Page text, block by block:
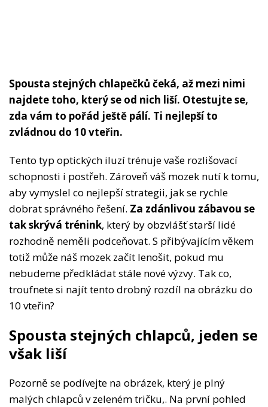
Spousta stejných chlapečků čeká, až mezi nimi
najdete toho, který se od nich liší. Otestujte se,
zda vám to pořád ještě pálí. Ti nejlepší to
zvládnou do 10 vteřin.
Tento typ optických iluzí trénuje vaše rozlišovací
schopnosti i postřeh. Zároveň váš mozek nutí k tomu,
aby vymyslel co nejlepší strategii, jak se rychle
dobrat správného řešení. Za zdánlivou zábavou se
tak skrývá trénink, který by obzvlášť starší lidé
rozhodně neměli podceňovat. S přibývajícím věkem
totiž může náš mozek začít lenošit, pokud mu
nebudeme předkládat stále nové výzvy. Tak co,
troufnete si najít tento drobný rozdíl na obrázku do
10 vteřin?
Spousta stejných chlapců, jeden se
však liší
Pozorně se podívejte na obrázek, který je plný
malých chlapců v zeleném tričku,. Na první pohled